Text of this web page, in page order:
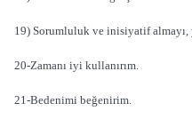
19) Sorumluluk ve inisiyatif
20-Zamanı iyi kullanırım.
21-Bedenimi beğenirim.